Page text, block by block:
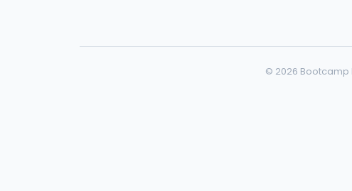
© 2026 Bootcamp